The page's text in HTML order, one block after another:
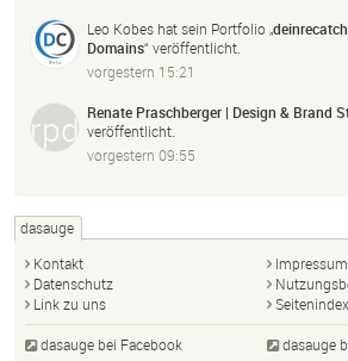
Leo Kobes hat sein Portfolio „deinrecatch.
Domains“ veröffentlicht.
vorgestern 15:21
Renate Praschberger | Design & Brand
veröffentlicht.
vorgestern 09:55
dasauge
Kontakt
Impressum
Datenschutz
Link zu uns
Seitenindex
dasauge bei Facebook dasauge